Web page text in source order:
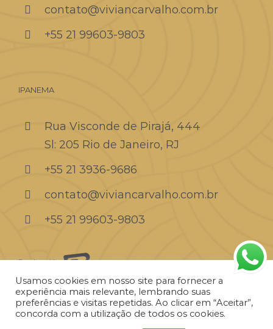
contato@viviancarvalho.com.br
+55 21 99603-9803
IPANEMA
Rua Visconde de Pirajá, 444
Sl: 205 Rio de Janeiro, RJ
+55 21 3936-9686
contato@viviancarvalho.com.br
+55 21 99603-9803
Developed by:
Usamos cookies em nosso site para fornecer a
experiência mais relevante, lembrando suas
preferências e visitas repetidas. Ao clicar em “Aceitar”,
concorda com a utilização de todos os cookies.